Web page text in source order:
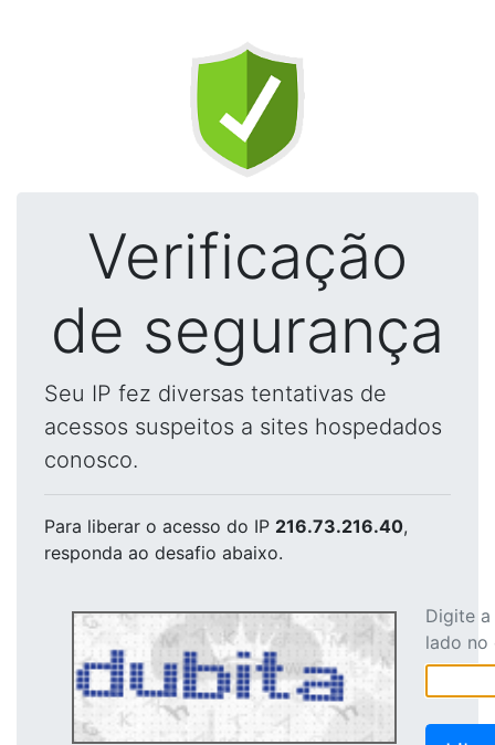
Verificação
de segurança
Seu IP fez diversas tentativas de
acessos suspeitos a sites hospedados
conosco.
Para liberar o acesso do IP 216.73.216.40,
responda ao desafio abaixo.
Digite
lado no